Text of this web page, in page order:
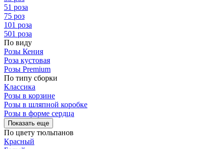
51 роза
75 роз
101 роза
501 роза
По виду
Розы Кения
Роза кустовая
Розы Premium
По типу сборки
Классика
Розы в корзине
Розы в шляпной коробке
Розы в форме сердца
Показать еще
По цвету тюльпанов
Красный